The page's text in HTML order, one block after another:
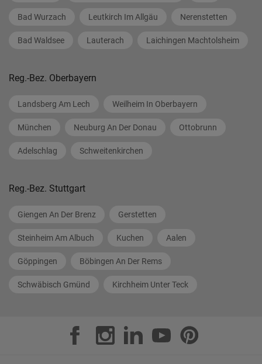
Bad Wurzach Leutkirch Im Allgäu Nerenstetten
Bad Waldsee Lauterach Laichingen Machtolsheim
Reg.-Bez. Oberbayern
Landsberg Am Lech Weilheim In Oberbayern
München Neuburg An Der Donau Ottobrunn
Adelschlag Schweitenkirchen
Reg.-Bez. Stuttgart
Giengen An Der Brenz Gerstetten
Steinheim Am Albuch Kuchen Aalen
Göppingen Böbingen An Der Rems
Schwäbisch Gmünd Kirchheim Unter Teck